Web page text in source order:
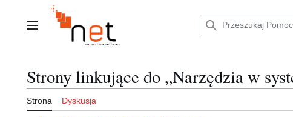
zawartościMenu główne
Strony linkujące do „Narzędzia w
Strona Dyskusja